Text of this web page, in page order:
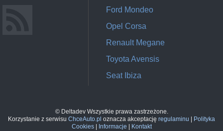
Ford Mondeo
Opel Corsa
Renault Megane
Toyota Avensis
Seat Ibiza
© Deltadev Wszystkie prawa zastrzeżone.
Korzystanie z serwisu ChceAuto.pl oznacza akceptację regulaminu
Polityka
Cookies| Informacje Kontakt